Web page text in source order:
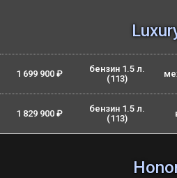
1 699 900 ₽
бензин 1.5 л.
(113)
1 829 900 ₽
бензин 1.5 л.
(113)